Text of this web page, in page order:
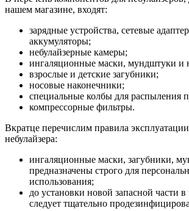
нашем магазине, входят:
зарядные устройства, сетевые
аккумуляторы;
небулайзерные камеры;
ингаляционные маски, мундштуки и
взрослые и детские загубники;
носовые наконечники;
специальные колбы для распыления
компрессорные фильтры.
Вкратце перечислим правила
небулайзера:
ингаляционные маски, загубники,
предназначены строго для
использования;
до установки новой запасной части в
следует тщательно